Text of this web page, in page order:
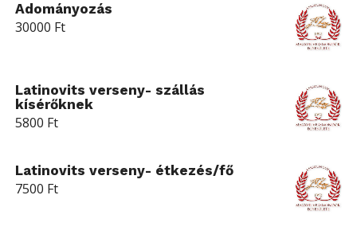
Adományozás
30000 Ft
Latinovits verseny- szállás
kísérőknek
5800 Ft
Latinovits verseny- étkezés/fő
7500 Ft